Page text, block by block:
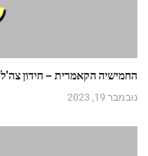
החמישיה הקאמרית – חידון צה'ל
נובמבר 19, 2023